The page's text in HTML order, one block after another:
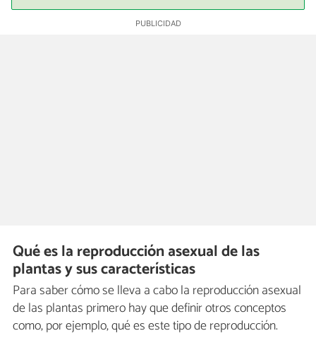
Qué es la reproducción asexual de las
plantas y sus características
Para saber cómo se lleva a cabo la reproducción asexual
de las plantas primero hay que definir otros conceptos
como, por ejemplo, qué es este tipo de reproducción.